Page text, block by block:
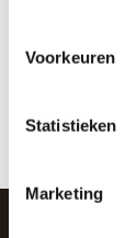
Voorkeuren
Statistieken
Marketing